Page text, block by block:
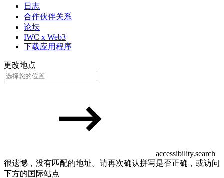
日志
合作伙伴关系
论坛
IWC x Web3
下载应用程序
更改地点
accessibility.search
很遗憾，没有匹配的地址。请再次确认拼写是否正确，或访问
下方的国际站点